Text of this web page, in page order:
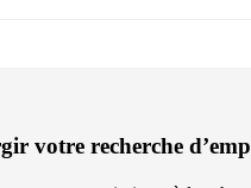
votre recherche